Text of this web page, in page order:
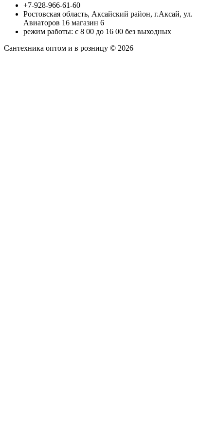
+7-928-966-61-60
Ростовская область, Аксайский район, г.Аксай, ул.
Авиаторов 16 магазин 6
режим работы: с 8 00 до 16 00 без выходных
Сантехника оптом и в розницу © 2026